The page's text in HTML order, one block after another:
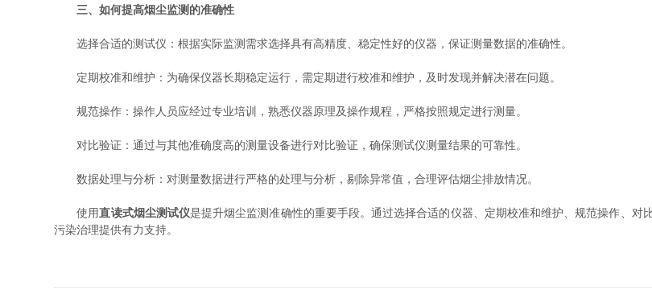
三、如何提高烟尘监测的准确性
选择合适的测试仪：根据实际监测需求选择具有高精度、稳定性好的仪器，保证测量数据的准确性。
定期校准和维护：为确保仪器长期稳定运行，需定期进行校准和维护，及时发现并解决潜在问题。
规范操作：操作人员应经过专业培训，熟悉仪器原理及操作规程，严格按照规定进行测量。
对比验证：通过与其他准确度高的测量设备进行对比验证，确保测试仪测量结果的可靠性。
数据处理与分析：对测量数据进行严格的处理与分析，剔除异常值，合理评估烟尘排放情况。
使用直读式烟尘测试仪是提升烟尘监测准确性的重要手段。通过选择合适的仪器、定期校准和维护、规范操作、
污染治理提供有力支持。